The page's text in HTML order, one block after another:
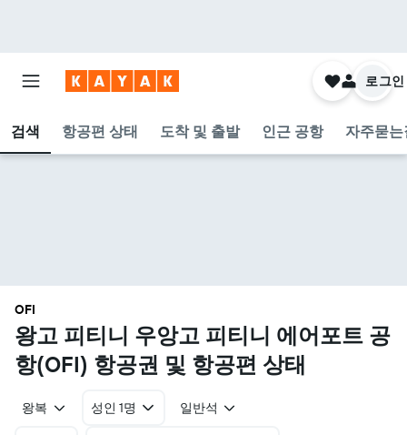
검색 항공편 상태 도착 및 출발 인근 공항 자주묻
로그인
OFI
왕고 피티니 우앙고 피티니 에어포트 공
항(OFI) 항공권 및 항공편 상태
왕복 성인 1명 일반석